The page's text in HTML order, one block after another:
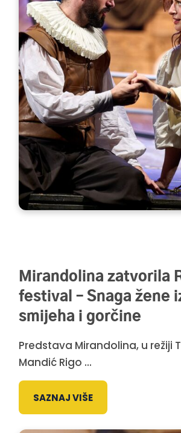
Mirandolina zatvorila
festival – Snaga žene
smijeha i gorčine
Predstava Mirandolina, u režiji
Mandić Rigo ...
SAZNAJ VIŠE